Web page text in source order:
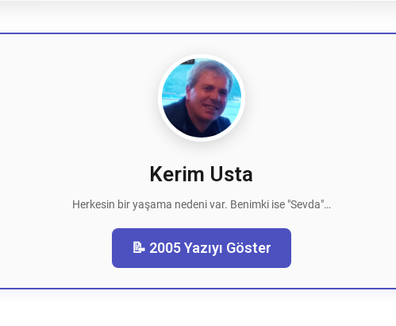
Kerim Usta
Herkesin bir yaşama nedeni var. Benimki ise "Sevda"…
📝 2005 Yazıyı Göster